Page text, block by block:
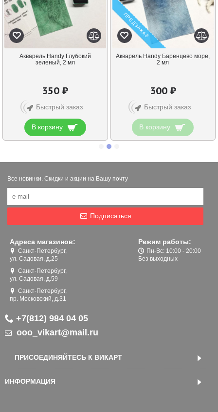
Акварель Handy Глубокий
зеленый, 2 мл
350 ₽
Быстрый заказ
В корзину
ПРЕДЗАКАЗ
Акварель Handy Баренцево море,
2 мл
300 ₽
Быстрый заказ
В корзину
Все новинки. Скидки и акции на Вашу почту
Подписаться
Адреса магазинов:
Санкт-Петербург,
ул. Садовая, д.25
Санкт-Петербург,
ул. Садовая, д.59
Санкт-Петербург,
пр. Московский, д.31
Режим работы:
Пн-Вс: 10:00 - 20:00
Без выходных
+7(812) 984 04 05
ooo_vikart@mail.ru
ПРИСОЕДИНЯЙТЕСЬ К ВИКАРТ
ИНФОРМАЦИЯ